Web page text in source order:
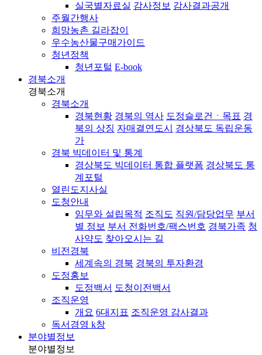
실국별자료실 감사정보 감사결과공개
주월간행사
희망농촌 길라잡이
우수농산물구매가이드
청년정책
청년포털 E-book
경북소개
경북소개
경북소개
경북현황 경북의 역사 도정슬로건ㆍ목표 경
북의 상징 자매결연도시
경상북도 독립운동
가
경북 빅데이터 및 통계
경상북도 빅데이터 통합 플랫폼 경상북도 통
계포털
열린도지사실
도청안내
임무와 설립목적 조직도 직원/담당업무 부서
별 정보 부서 전화번호/팩스번호 경북가족 청
사약도 찾아오시는 길
비전경북
세계속의 경북 경북의 투자환경
도정홍보
도정백서 도청이전백서
조직운영
개요 6대지표 조직운영 감사결과
독서경영 k창
분야별정보
분야별정보